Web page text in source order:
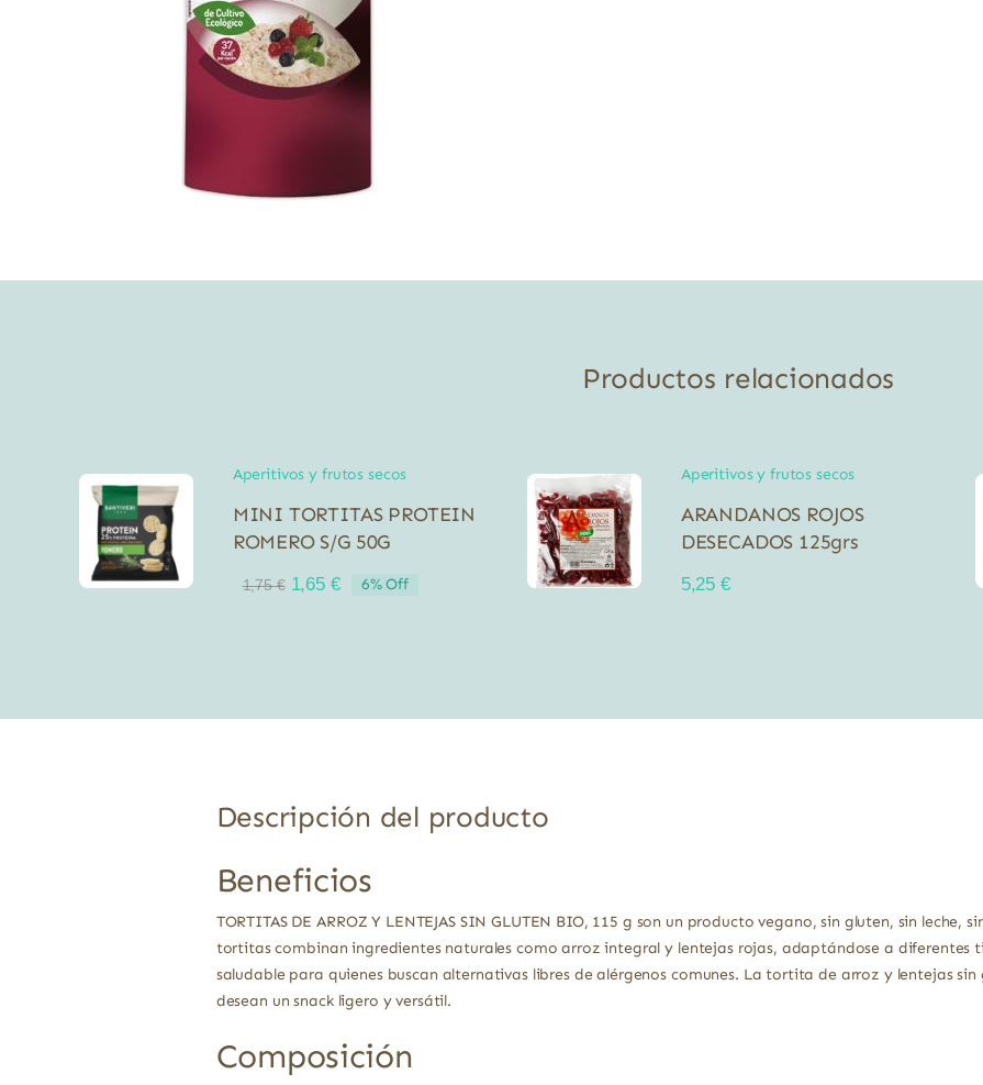
Productos relacionados
Aperitivos y frutos secos
MINI TORTITAS PROTEIN
ROMERO S/G 50G
1,75€ El
1,65 €El
6% Off
Aperitivos y frutos secos
ARANDANOS ROJOS
DESECADOS 125grs
5,25 €
Descripción del producto
Beneficios
TORTITAS DE ARROZ Y LENTEJAS SIN GLUTEN BIO, 115 g son un producto vegano, sin gluten, sin leche,
tortitas combinan ingredientes naturales como arroz integral y lentejas rojas, adaptándose a diferentes
saludable para quienes buscan alternativas libres de alérgenos comunes. La tortita de arroz y lentejas
desean un snack ligero y versátil.
Composición